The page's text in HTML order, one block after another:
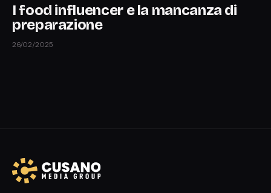
I food influencer e la mancanza di
preparazione
26/02/2025